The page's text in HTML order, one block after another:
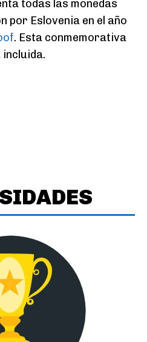
todas las monedas
por Eslovenia en el año
. Esta conmemorativa
incluida.